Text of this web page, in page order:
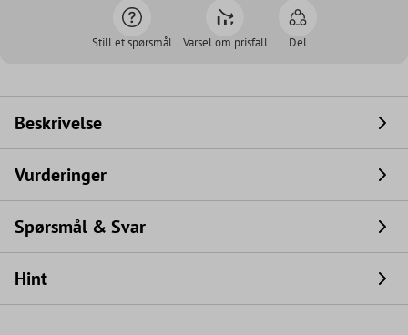
Still et spørsmål Varsel om prisfall Del
Beskrivelse
Vurderinger
Spørsmål & Svar
Hint